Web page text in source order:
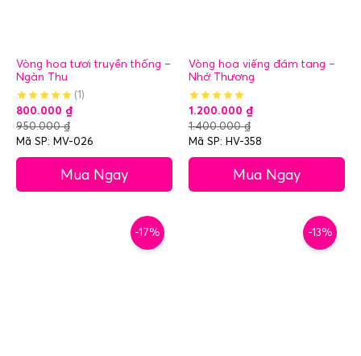
Vòng hoa tươi truyền thống –
Ngàn Thu
(1)
800.000 ₫
950.000₫
Mã SP: MV-026
Mua Ngay
Vòng hoa viếng đám tang –
Nhớ Thương
1.200.000 ₫
1.400.000₫
Mã SP: HV-358
Mua Ngay
-17% -13%